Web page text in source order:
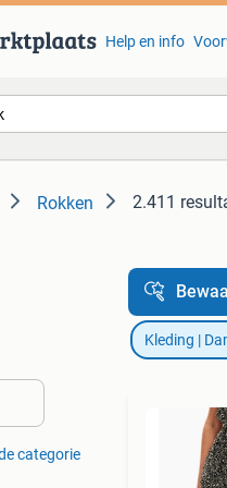
Help en info
Rokken 2.411
categorie
Kleding |